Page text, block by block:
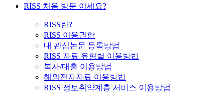
RISS 처음 방문 이세요?
RISS란?
RISS 이용권한
내 관심논문 등록방법
RISS 자료 유형별 이용방법
복사/대출 이용방법
해외전자자료 이용방법
RISS 정보취약계층 서비스 이용방법